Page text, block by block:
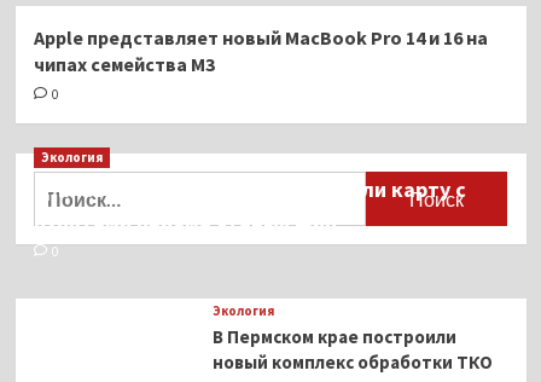
Apple представляет новый MacBook Pro 14 и 16 на
чипах семейства M3
0
Экология
Для автомобилистов разработали карту с
пунктами приёма старых шин
0
Экология
В Пермском крае построили
новый комплекс обработки ТКО